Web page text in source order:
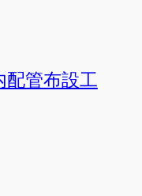
配管布設工